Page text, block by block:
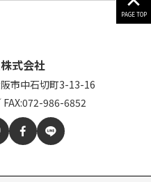
PAGE TOP
式会社
市中石切町3-13-16
FAX:072-986-6852